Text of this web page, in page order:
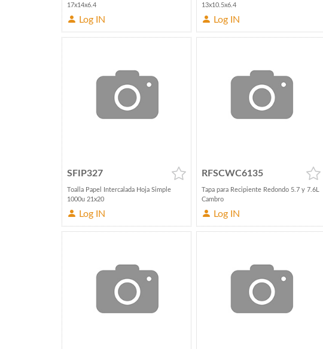
17x14x6.4
Log IN
13x10.5x6.4
Log IN
SFIP327
Toalla Papel Intercalada Hoja Simple
1000u 21x20
Log IN
RFSCWC6135
Tapa para Recipiente Redondo 5.7 y 7.6L
Cambro
Log IN